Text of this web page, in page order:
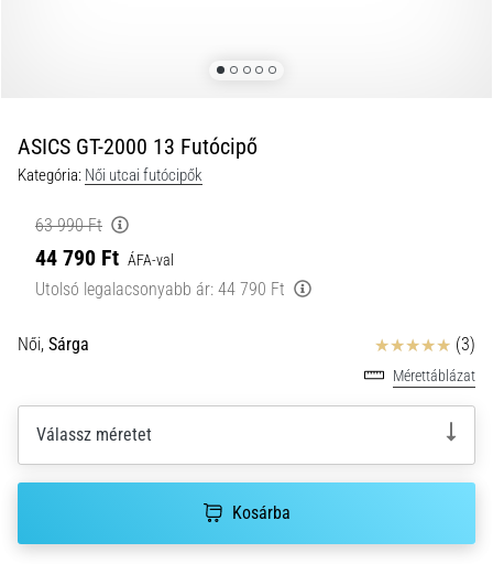
A
gyakorlatban
ingafutás
sebességet,
és
irányváltási
képességet
ASICS GT-2000 13 Futócipő
Kategória: Női utcai futócipők
63 990 Ft
44 790 Ft ÁFA-val
Utolsó legalacsonyabb ár: 44 790 Ft
Női, Sárga Értékelés (3)
Mérettáblázat
Válassz méretet
Kosárba